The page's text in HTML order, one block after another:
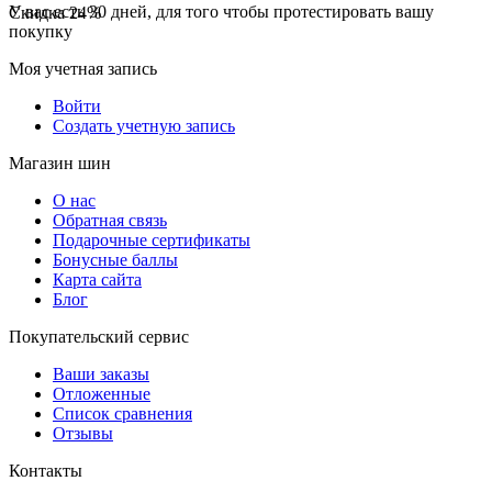
Скидка24%
У вас есть 30 дней, для того чтобы протестировать вашу
покупку
Моя учетная запись
Войти
Создать учетную запись
Магазин шин
О нас
Обратная связь
Подарочные сертификаты
Бонусные баллы
Карта сайта
Блог
Покупательский сервис
Ваши заказы
Отложенные
Список сравнения
Отзывы
Контакты